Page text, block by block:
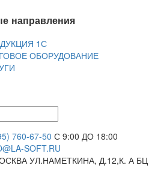
направления
1С
ОБОРУДОВАНИЕ
760-67-50 С 9:00 ДО 18:00
SOFT.RU
УЛ.НАМЕТКИНА, Д.12,К. А